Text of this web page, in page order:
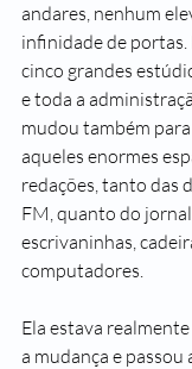
andares, nenhum
infinidade de portas.
cinco grandes
e toda a
mudou também
aqueles enormes
redações, tanto das
FM, quanto do
escrivaninhas,
computadores.
Ela estava
a mudança e